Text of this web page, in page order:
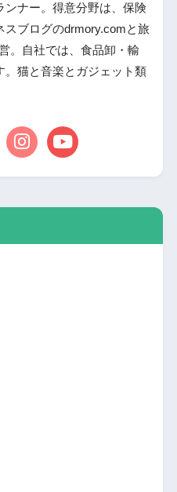
ンナー。得意分野は、保険
スブログのdrmory.comと旅
。自社では、食品卸・輸
。猫と音楽とガジェット類